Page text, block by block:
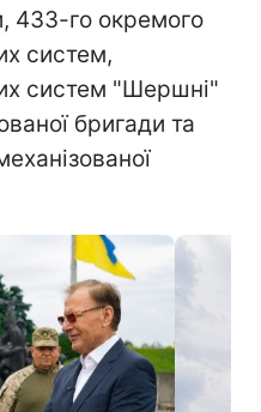
433-го окремого
систем,
систем "Шершні"
бригади та